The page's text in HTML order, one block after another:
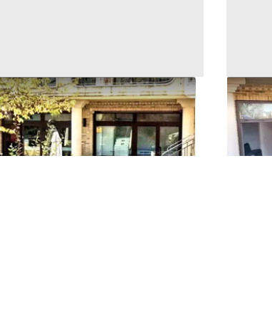
#2515103 Negozio (sub 17) in
complesso polifunzionale
Cingoli (Macerata)
117.157 €